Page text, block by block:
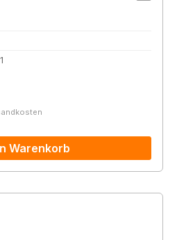
Warenkorb